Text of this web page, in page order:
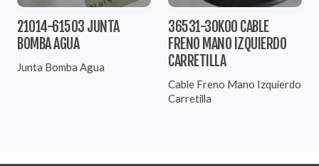
21014-61503 JUNTA
BOMBA AGUA
Junta Bomba Agua
36531-30K00 CABLE
FRENO MANO IZQUIERDO
CARRETILLA
Cable Freno Mano Izquierdo
Carretilla